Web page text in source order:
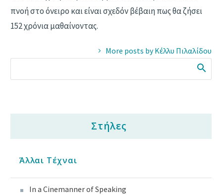
πνοή στο όνειρο και είναι σχεδόν βέβαιη πως θα ζήσει
152 χρόνια μαθαίνοντας.
More posts by Κέλλυ Πιλαλίδου
Στήλες
Άλλαι Τέχναι
In a Cinemanner of Speaking